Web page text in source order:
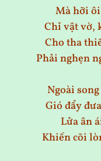
Mà hỡi
Chỉ vật vờ,
Cho tha
Phải nghẹn
Ngoài
Gió đẩy
Lửa ân
Khiến cõi